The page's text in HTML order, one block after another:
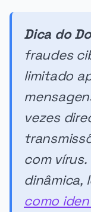
Dica do
fraudes
limitado
vezes
com
dinâmica,
como